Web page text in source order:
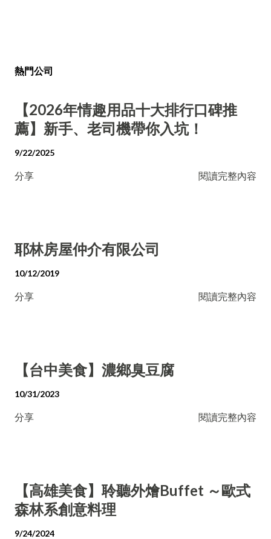
熱門公司
【2026年情趣用品十大排行口碑推
薦】新手、老司機帶你入坑！
9/22/2025
分享 閱讀完整內容
耶林房屋仲介有限公司
10/12/2019
分享 閱讀完整內容
【台中美食】濃鄉臭豆腐
10/31/2023
分享 閱讀完整內容
【高雄美食】聆聽外燴Buffet ～歐式
森林系創意料理
9/24/2024